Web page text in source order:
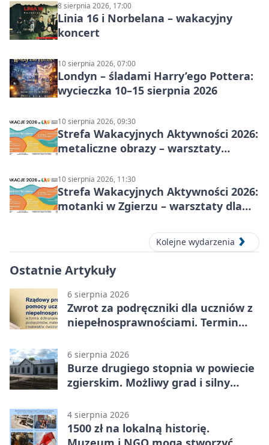
8 sierpnia 2026, 17:00
Linia 16 i Norbelana – wakacyjny
koncert
10 sierpnia 2026, 07:00
Londyn – śladami Harry’ego Pottera:
wycieczka 10–15 sierpnia 2026
10 sierpnia 2026, 09:30
Strefa Wakacyjnych Aktywności 2026:
metaliczne obrazy – warsztaty
10 sierpnia 2026, 11:30
Strefa Wakacyjnych Aktywności 2026:
motanki w Zgierzu – warsztaty dla
Kolejne wydarzenia
Ostatnie Artykuły
6 sierpnia 2026
Zwrot za podręczniki dla uczniów z
niepełnosprawnościami. Termin
6 sierpnia 2026
Burze drugiego stopnia w powiecie
zgierskim. Możliwy grad i silny
4 sierpnia 2026
1500 zł na lokalną historię.